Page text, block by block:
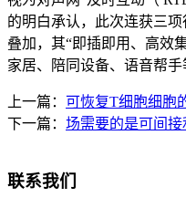
的明白承认，此次连获三
叠加，其“即插即用、高效
家居、陪同设备、语音帮手
上一篇： 可恢复T细胞细胞
下一篇： 场需要的是可间接
联系我们